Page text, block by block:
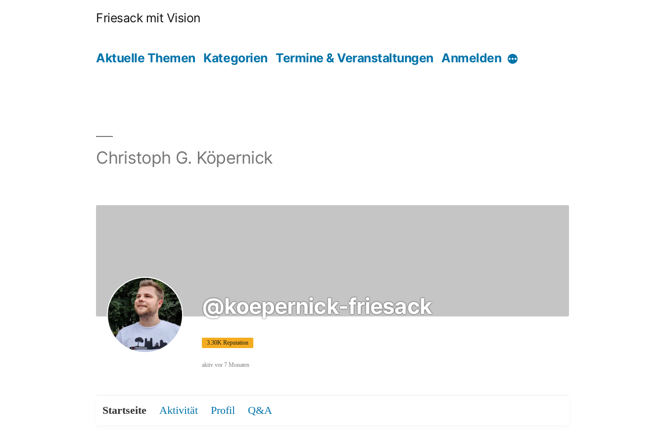
Friesack mit Vision
Aktuelle Themen Kategorien Termine & Veranstaltungen Anmelden
Christoph G. Köpernick
@koepernick-friesack
3.30K Reputation
aktiv vor 7 Monaten
Startseite Aktivität Profil Q&A